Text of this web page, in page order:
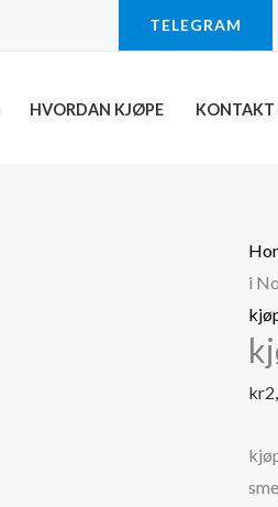
TELEGRAM
HVORDAN KJØPE KONTAKT
i
kr